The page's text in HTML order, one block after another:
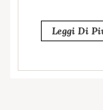
Leggi Di